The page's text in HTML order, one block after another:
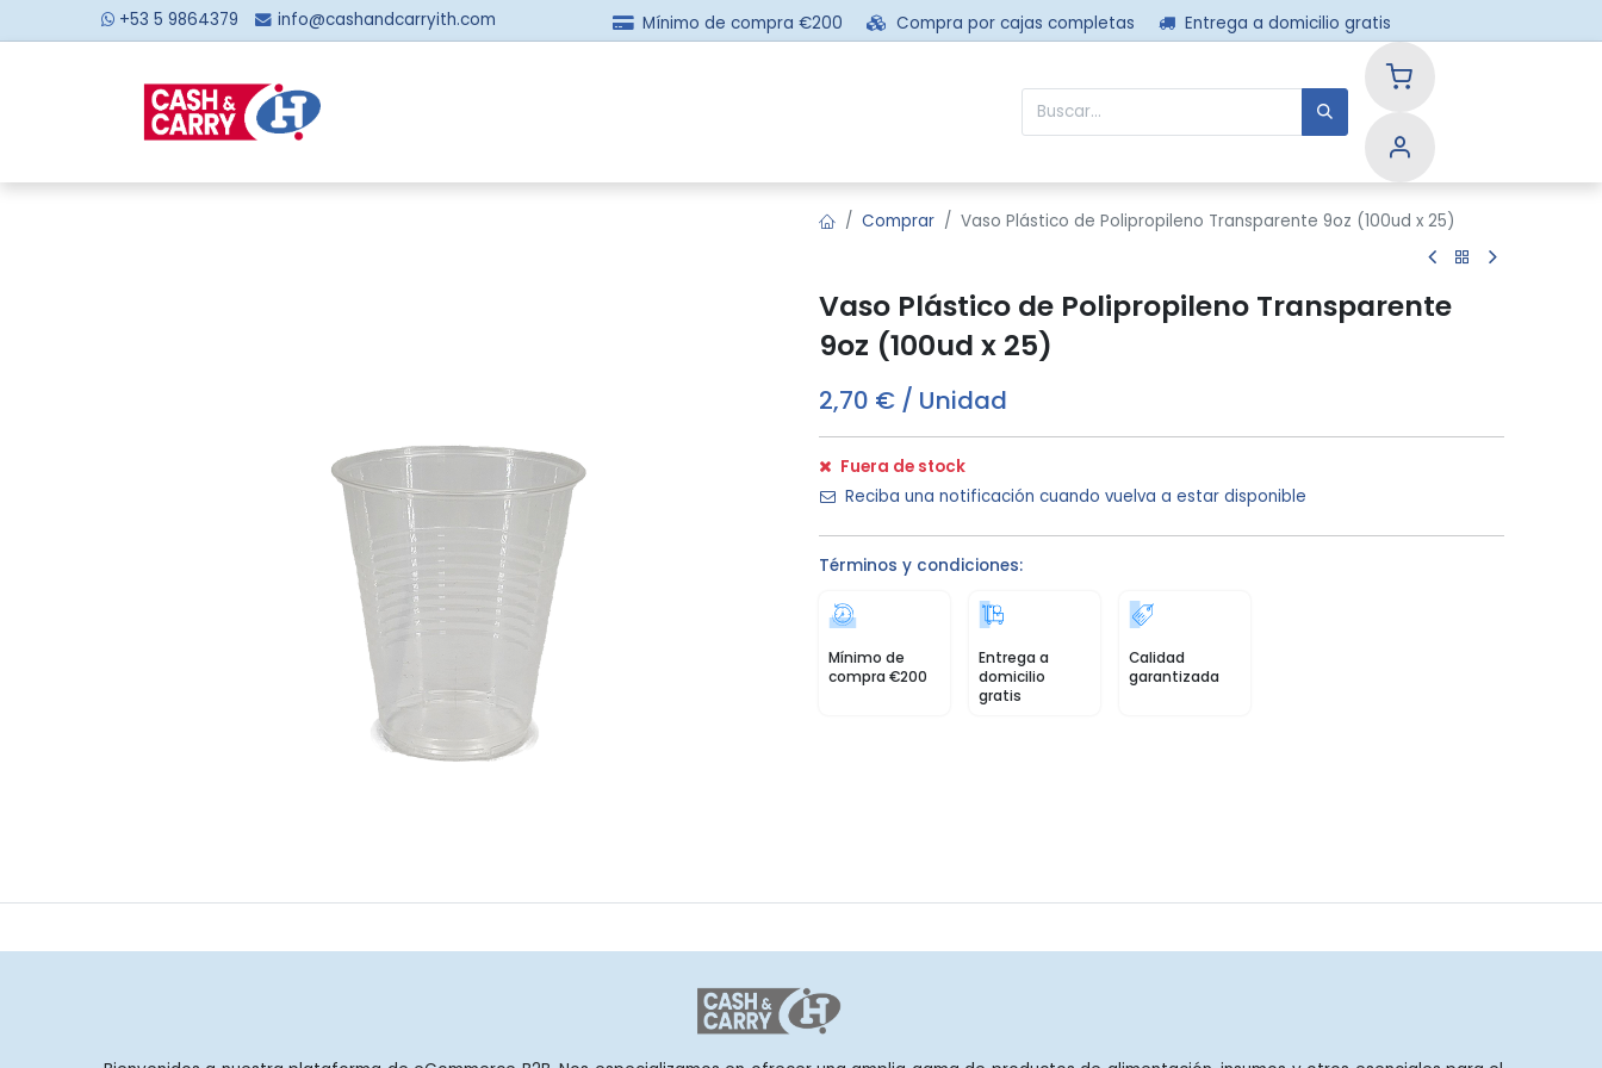
+53 5 9864379 info@cashandcarryith.com Mínimo de compra €200 Compra por cajas completas Entrega a domicilio gratis
Contáctanos
Comprar Vaso Plástico de Polipropileno Transparente 9oz (100ud x 25)
Vaso Plástico de Polipropileno Transparente
9oz (100ud x 25)
2,70 € / Unidad
Fuera de stock
Reciba una notificación cuando vuelva a estar disponible
Términos y condiciones:
Mínimo de
compra €200
Entrega a
domicilio
gratis
Calidad
garantizada